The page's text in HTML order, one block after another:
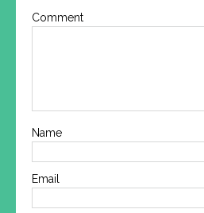
Comment
Name
Email